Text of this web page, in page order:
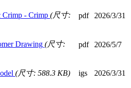
Crimp - Crimp (尺寸:
pdf 2026/3/31
Drawing (尺寸:
pdf 2026/5/7
(尺寸: 588.3 KB) igs 2026/3/31